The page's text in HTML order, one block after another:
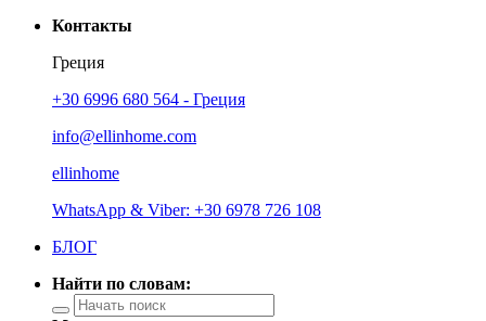
Контакты
Греция
+30 6996 680 564 - Греция
info@ellinhome.com
ellinhome
WhatsApp & Viber: +30 6978 726 108
БЛОГ
Найти по словам: